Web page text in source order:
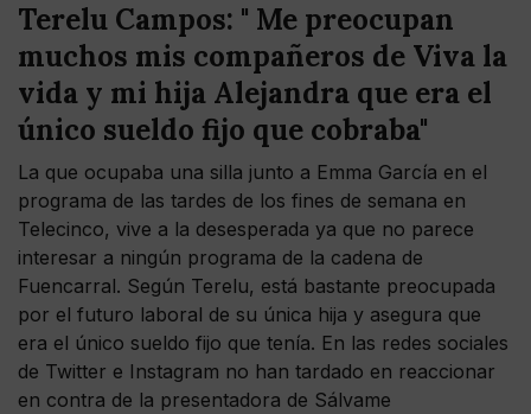
Terelu Campos: " Me preocupan
muchos mis compañeros de Viva la
vida y mi hija Alejandra que era el
único sueldo fijo que cobraba"
La que ocupaba una silla junto a Emma García en el
programa de las tardes de los fines de semana en
Telecinco, vive a la desesperada ya que no parece
interesar a ningún programa de la cadena de
Fuencarral. Según Terelu, está bastante preocupada
por el futuro laboral de su única hija y asegura que
era el único sueldo fijo que tenía. En las redes sociales
de Twitter e Instagram no han tardado en reaccionar
en contra de la presentadora de Sálvame